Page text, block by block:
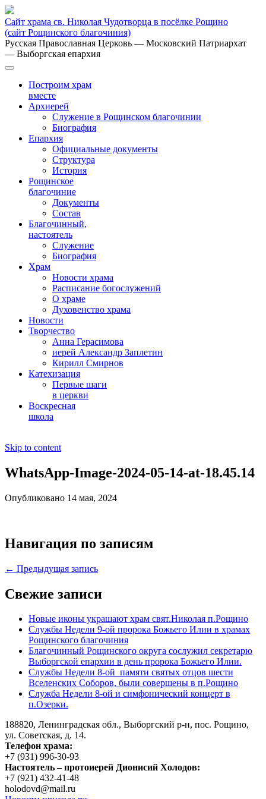
Сайт храма св. Николая Чудотворца в посёлке Рощино
(сайт Рощинского благочиния)
Русская Православная Церковь — Московский Патриархат
— Выборгская епархия
Построим храм
вместе
Архиерей
Служение в Рощинском благочинии
Биография
Епархия
Официальные документы
Структура
История
Рощинское
благочиние
Документы
Состав
Благочинный,
настоятель
Служение
Биография
Храм
Новости храма
Расписание богослужений
О храме
Духовенство храма
Новости
Творчество
Анна Герасимова
иерей Александр Заплетин
Кирилл Смирнов
Катехизация
Первые шаги
в церкви
Воскресная
школа
Skip to content
WhatsApp-Image-2024-05-14-at-18.45.14
Опубликовано 14 мая, 2024
Навигация по записям
← Предыдущая запись
Свежие записи
Новые иконы украшают храм свят.Николая п.Рощино
Службы Недели 9-ой пророка Божьего Илии в храмах
Рощинского благочиния
Благочинный Рощинского округа сослужил секретарю
Выборгской епархии в день пророка Божьего Илии.
Службы Недели 8-ой памяти святых отцов шести
Вселенских Соборов, были совершены в п.Рощино
Служба Недели 8-ой и симфонический концерт в
п.Озерки.
188820, Ленинградская обл., Выборгский р-н, пос. Рощино,
ул. Советская, д. 14.
Телефон храма:
+7 (931) 996-30-93
Настоятель – протоиерей Дионисий Холодов:
+7 (921) 432-41-48
holodovd@mail.ru